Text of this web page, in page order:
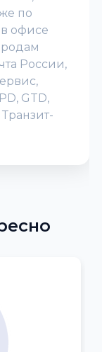
по
офисе
России,
GTD,